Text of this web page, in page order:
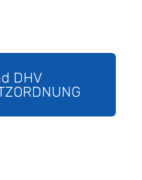
DHV